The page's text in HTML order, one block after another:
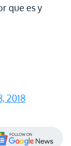
que es y
2018